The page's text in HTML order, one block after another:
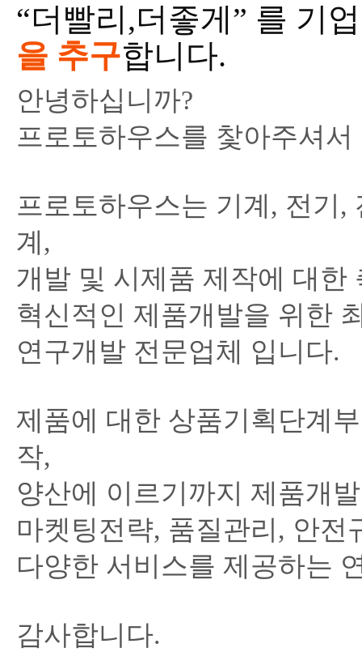
“더빨리,더좋게” 를 기
을 추구합니다.
안녕하십니까?
프로토하우스를 찿아주셔
프로토하우스는 기계, 전기,
계,
개발 및 시제품 제작에 대한
혁신적인 제품개발을 위한
연구개발 전문업체 입니다.
제품에 대한 상품기획단계
작,
양산에 이르기까지 제품개
마켓팅전략, 품질관리, 안
다양한 서비스를 제공하는
감사합니다.